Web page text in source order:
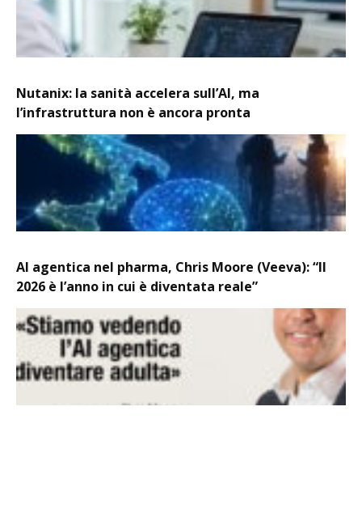
Nutanix: la sanità accelera sull’AI, ma
l’infrastruttura non è ancora pronta
AI agentica nel pharma, Chris Moore (Veeva): “Il
2026 è l’anno in cui è diventata reale”